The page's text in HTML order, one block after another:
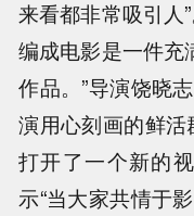
来看都非常吸引人
编成电影是一件充
作品。”导演饶晓
演用心刻画的鲜活
打开了一个新的
示“当大家共情于